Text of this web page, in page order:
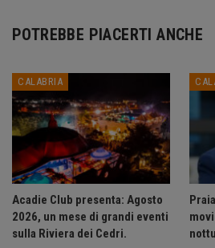
POTREBBE PIACERTI ANCHE
CALABRIA
Acadie Club presenta: Agosto
2026, un mese di grandi eventi
sulla Riviera dei Cedri.